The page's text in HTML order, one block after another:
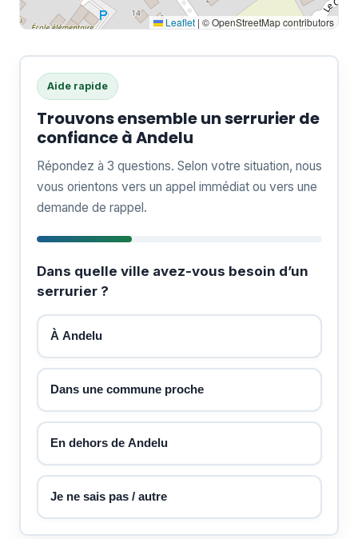
Leaflet | © OpenStreetMap contributors
Aide rapide
Trouvons ensemble un serrurier de
confiance à Andelu
Répondez à 3 questions. Selon votre situation, nous
vous orientons vers un appel immédiat ou vers une
demande de rappel.
Dans quelle ville avez-vous besoin d’un
serrurier ?
À Andelu
Dans une commune proche
En dehors de Andelu
Je ne sais pas / autre